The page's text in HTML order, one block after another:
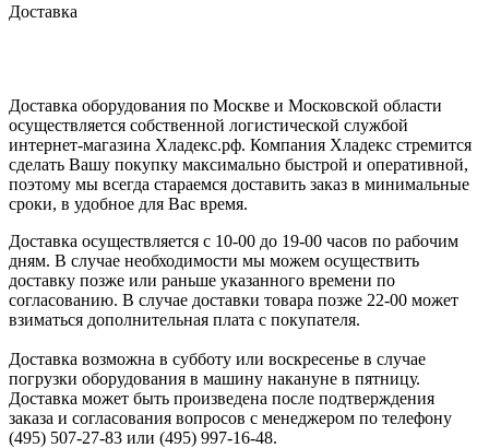
Доставка
Доставка оборудования по Москве и Московской области
осуществляется собственной логистической службой
интернет-магазина Хладекс.рф. Компания Хладекс стремится
сделать Вашу покупку максимально быстрой и оперативной,
поэтому мы всегда стараемся доставить заказ в минимальные
сроки, в удобное для Вас время.
Доставка осуществляется с 10-00 до 19-00 часов по рабочим
дням. В случае необходимости мы можем осуществить
доставку позже или раньше указанного времени по
согласованию. В случае доставки товара позже 22-00 может
взиматься дополнительная плата с покупателя.
Доставка возможна в субботу или воскресенье в случае
погрузки оборудования в машину накануне в пятницу.
Доставка может быть произведена после подтверждения
заказа и согласования вопросов с менеджером по телефону
(495) 507-27-83 или (495) 997-16-48.